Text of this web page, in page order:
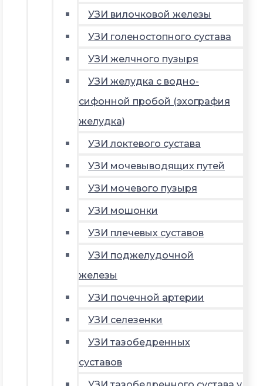
УЗИ вилочковой железы
УЗИ голеностопного сустава
УЗИ желчного пузыря
УЗИ желудка с водно-
сифонной пробой (эхография
желудка)
УЗИ локтевого сустава
УЗИ мочевыводящих путей
УЗИ мочевого пузыря
УЗИ мошонки
УЗИ плечевых суставов
УЗИ поджелудочной
железы
УЗИ почечной артерии
УЗИ селезенки
УЗИ тазобедренных
суставов